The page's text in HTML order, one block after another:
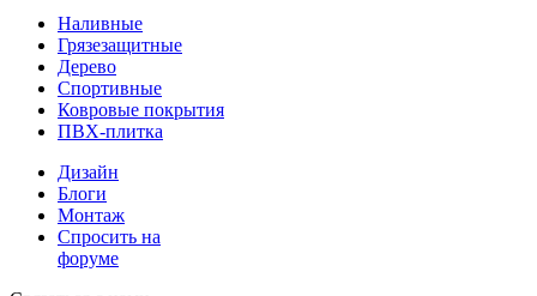
Наливные
Грязезащитные
Дерево
Спортивные
Ковровые покрытия
ПВХ-плитка
Дизайн
Блоги
Монтаж
Спросить на
форуме